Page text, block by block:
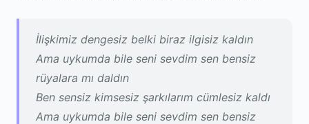
İlişkimiz dengesiz belki biraz ilgisiz kaldın
Ama uykumda bile seni sevdim sen bensiz
rüyalara mı daldın
Ben sensiz kimsesiz şarkılarım cümlesiz kaldı
Ama uykumda bile seni sevdim sen bensiz